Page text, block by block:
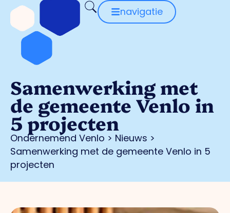
navigatie
Samenwerking met
de gemeente Venlo in
5 projecten
Ondernemend Venlo > Nieuws >
Samenwerking met de gemeente Venlo in 5
projecten